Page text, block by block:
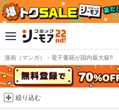
漫画（マンガ）・電子書籍が国内最大級!!
絞り込む